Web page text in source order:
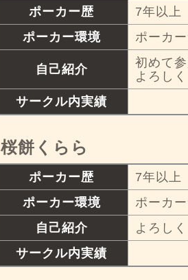
ポーカー歴
7年以上
ポーカー環境
ポーカ
自己紹介
初めて
よろし
サークル内実績
桜餅くらら
ポーカー歴
7年以上
ポーカー環境
ポーカ
自己紹介
よろし
サークル内実績